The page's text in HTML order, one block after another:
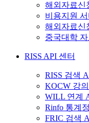
해외자료신
비용지원
해외자료신
중국대학
RISS API 센터
RISS 검색
KOCW 강
WILL 연계
Rinfo 통계
FRIC 검색